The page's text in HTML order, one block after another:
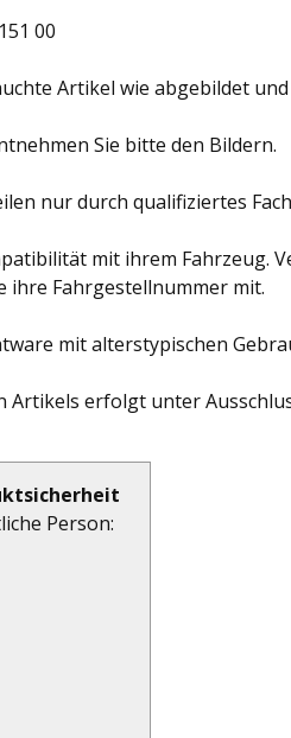
00
Artikel wie abgebildet
Sie bitte den Bildern.
nur durch qualifiziertes
mit ihrem Fahrzeug.
ihre Fahrgestellnummer mit.
mit alterstypischen
Artikels erfolgt unter
Person: